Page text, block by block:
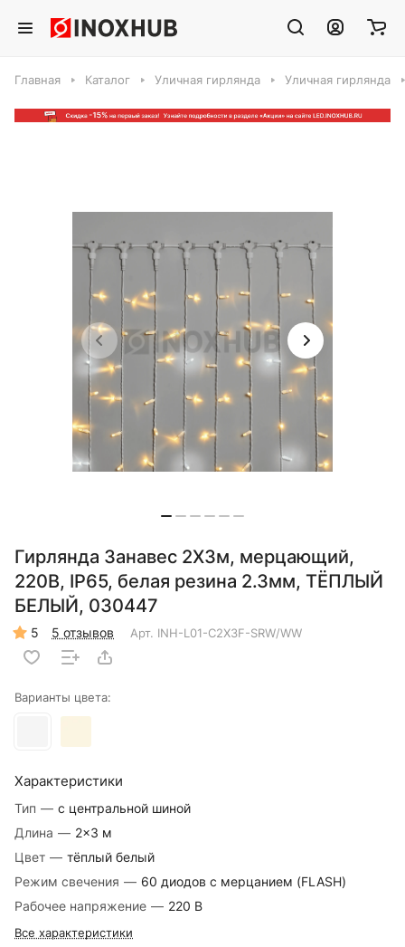
Главная Каталог Уличная гирлянда Уличная гирлянда
Гирлянда Занавес 2X3м, мерцающий,
220В, IP65, белая резина 2.3мм, ТЁПЛЫЙ
БЕЛЫЙ, 030447
5 5 отзывов Арт. INH-L01-C2X3F-SRW/WW
Варианты цвета:
Характеристики
Тип — с центральной шиной
Длина — 2×3 м
Цвет — тёплый белый
Режим свечения — 60 диодов с мерцанием (FLASH)
Рабочее напряжение — 220 В
Все характеристики